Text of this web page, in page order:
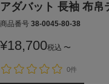
アダバット 長袖 布
商品番号 38-0045-80-38
¥18,700税込 〜
0件